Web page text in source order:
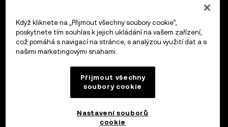
Když kliknete na „Přijmout všechny soubory cookie“,
poskytnete tím souhlas k jejich ukládání na vašem zařízení,
což pomáhá s navigací na stránce, s analýzou využití dat a s
našimi marketingovými snahami.
Přijmout všechny
soubory cookie
Nastavení souborů
cookie